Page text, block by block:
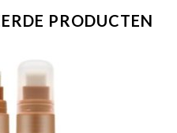
PRODUCTEN